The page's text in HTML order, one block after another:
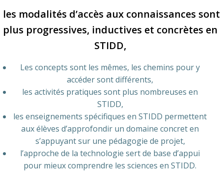
les modalités d’accès aux connaissances sont
plus progressives, inductives et concrètes en
STIDD,
Les concepts sont les mêmes, les chemins pour y
accéder sont différents,
les activités pratiques sont plus nombreuses en
STIDD,
les enseignements spécifiques en STIDD permettent
aux élèves d’approfondir un domaine concret en
s’appuyant sur une pédagogie de projet,
l’approche de la technologie sert de base d’appui
pour mieux comprendre les sciences en STIDD.